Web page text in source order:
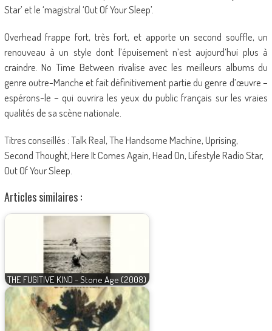
Star’ et le ‘magistral ‘Out Of Your Sleep’.
Overhead frappe fort, très fort, et apporte un second souffle, un
renouveau à un style dont l’épuisement n’est aujourd’hui plus à
craindre. No Time Between rivalise avec les meilleurs albums du
genre outre-Manche et fait définitivement partie du genre d’œuvre –
espérons-le – qui ouvrira les yeux du public français sur les vraies
qualités de sa scène nationale.
Titres conseillés : Talk Real, The Handsome Machine, Uprising,
Second Thought, Here It Comes Again, Head On, Lifestyle Radio Star,
Out Of Your Sleep.
Articles similaires :
THE FUGITIVE KIND - Stone Age (2008)